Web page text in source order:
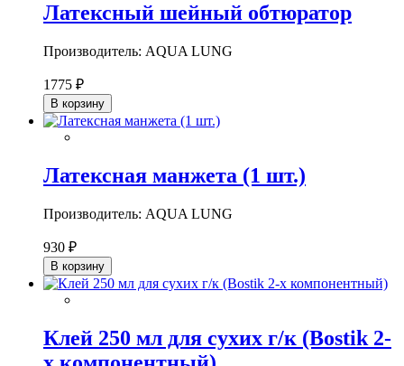
Латексный шейный обтюратор
Производитель: AQUA LUNG
1775 ₽
В корзину
Латексная манжета (1 шт.)
Производитель: AQUA LUNG
930 ₽
В корзину
Клей 250 мл для сухих г/к (Bostik 2-